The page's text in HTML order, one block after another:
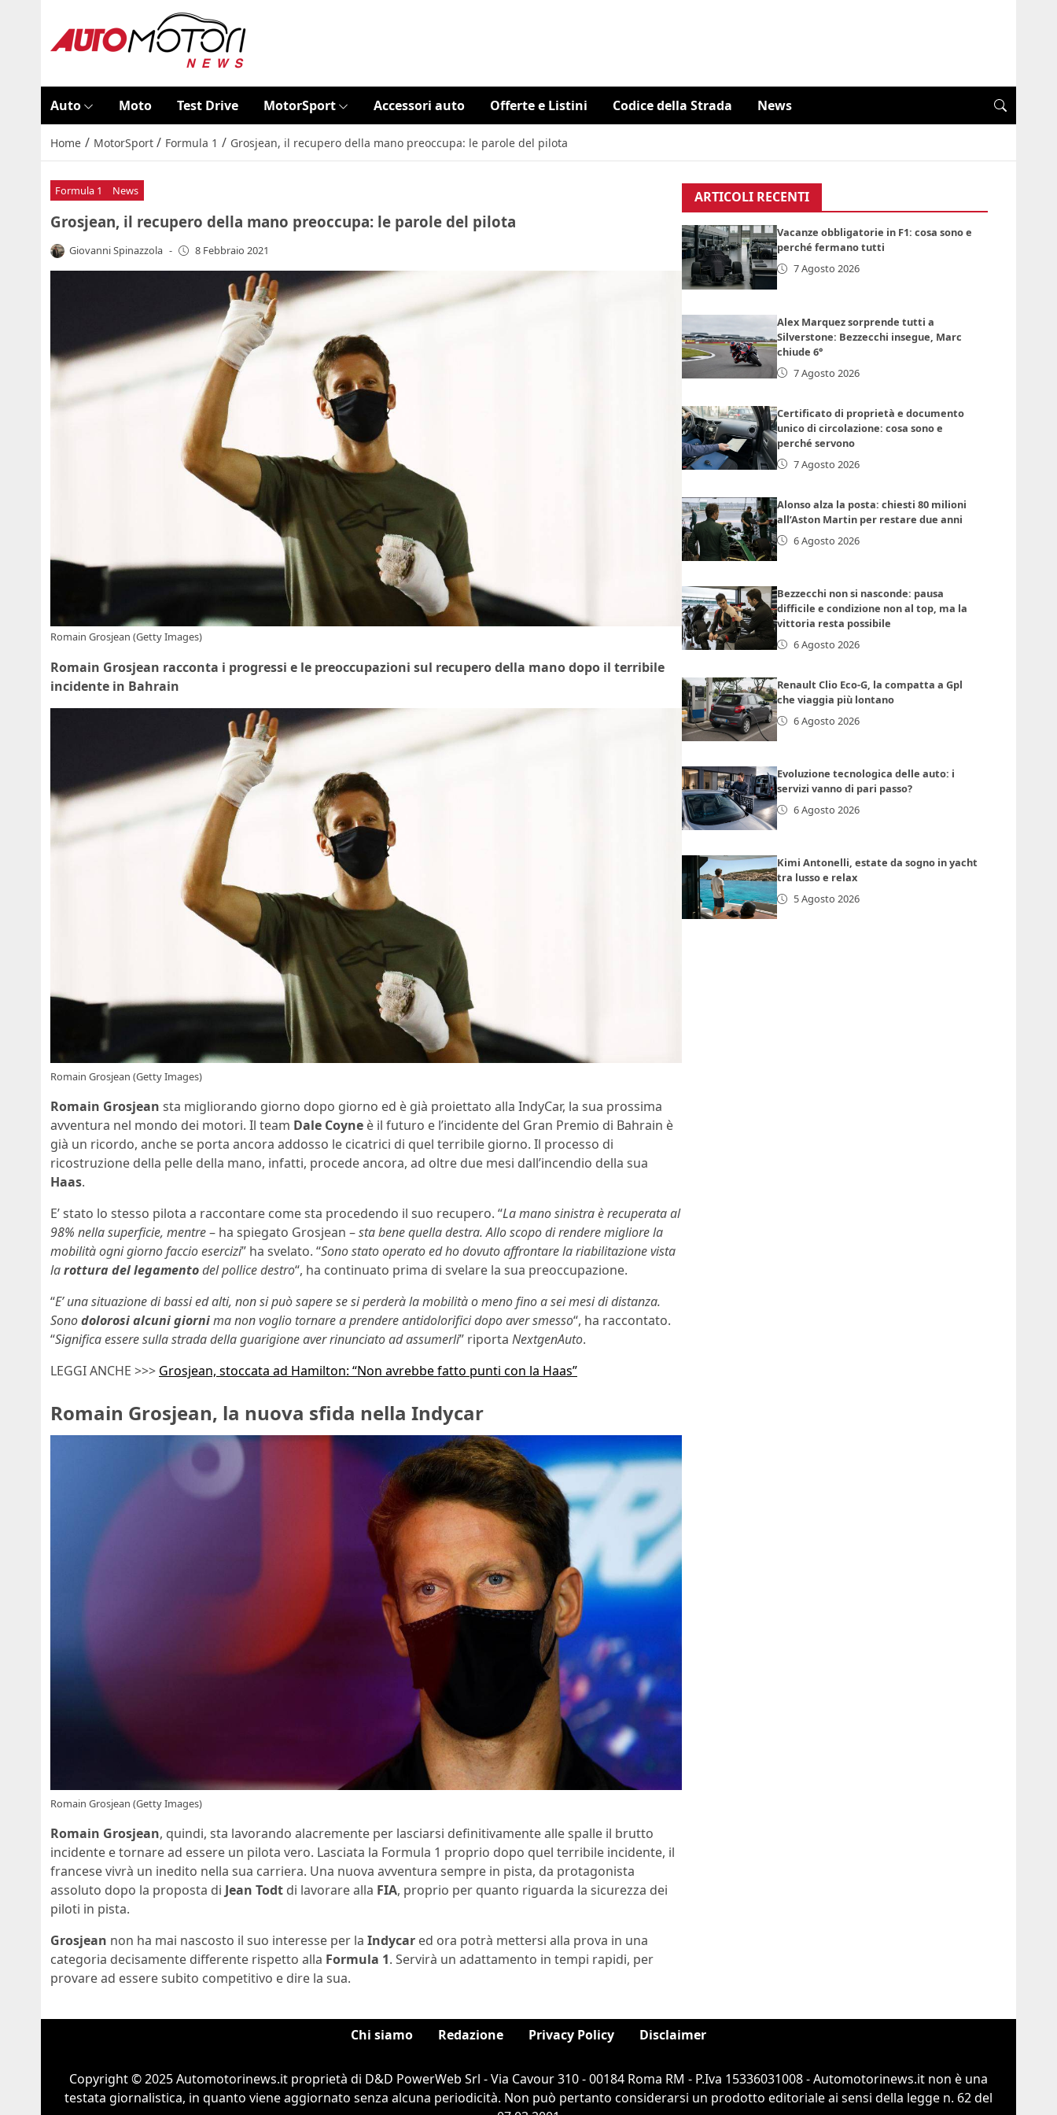
Auto Moto Test Drive MotorSport Accessori auto Offerte e Listini Codice della Strada News
Home / MotorSport / Formula 1 / Grosjean, il recupero della mano preoccupa: le parole del pilota
Formula 1 News
Grosjean, il recupero della mano preoccupa: le parole del pilota
Giovanni Spinazzola - 8 Febbraio 2021
Romain Grosjean (Getty Images)
Romain Grosjean racconta i progressi e le preoccupazioni sul recupero della mano dopo il terribile
incidente in Bahrain
Romain Grosjean (Getty Images)
Romain Grosjean sta migliorando giorno dopo giorno ed è già proiettato alla IndyCar, la sua prossima
avventura nel mondo dei motori. Il team Dale Coyne è il futuro e l’incidente del Gran Premio di Bahrain è
già un ricordo, anche se porta ancora addosso le cicatrici di quel terribile giorno. Il processo di
ricostruzione della pelle della mano, infatti, procede ancora, ad oltre due mesi dall’incendio della sua
Haas.
E’ stato lo stesso pilota a raccontare come sta procedendo il suo recupero. “La mano sinistra è recuperata al
98% nella superficie, mentre– ha spiegato Grosjean –sta bene quella destra. Allo scopo di rendere migliore la
mobilità ogni giorno faccio esercizi” ha svelato. “Sono stato operato ed ho dovuto affrontare la riabilitazione vista
larottura del legamentodel pollice destro“, ha continuato prima di svelare la sua preoccupazione.
“E’ una situazione di bassi ed alti, non si può sapere se si perderà la mobilità o meno fino a sei mesi di distanza.
Sonodolorosi alcuni giornima non voglio tornare a prendere antidolorifici dopo aver smesso“, ha raccontato.
“Significa essere sulla strada della guarigione aver rinunciato ad assumerli” riporta NextgenAuto.
LEGGI ANCHE >>> Grosjean, stoccata ad Hamilton: “Non avrebbe fatto punti con la Haas”
Romain Grosjean, la nuova sfida nella Indycar
Romain Grosjean (Getty Images)
Romain Grosjean, quindi, sta lavorando alacremente per lasciarsi definitivamente alle spalle il brutto
incidente e tornare ad essere un pilota vero. Lasciata la Formula 1 proprio dopo quel terribile incidente, il
francese vivrà un inedito nella sua carriera. Una nuova avventura sempre in pista, da protagonista
assoluto dopo la proposta di Jean Todt di lavorare alla FIA, proprio per quanto riguarda la sicurezza dei
piloti in pista.
Grosjean non ha mai nascosto il suo interesse per la Indycar ed ora potrà mettersi alla prova in una
categoria decisamente differente rispetto alla Formula 1. Servirà un adattamento in tempi rapidi, per
provare ad essere subito competitivo e dire la sua.
ARTICOLI RECENTI
Vacanze obbligatorie in F1: cosa sono e
perché fermano tutti
7 Agosto 2026
Alex Marquez sorprende tutti a
Silverstone: Bezzecchi insegue, Marc
chiude 6°
7 Agosto 2026
Certificato di proprietà e documento
unico di circolazione: cosa sono e
perché servono
7 Agosto 2026
Alonso alza la posta: chiesti 80 milioni
all’Aston Martin per restare due anni
6 Agosto 2026
Bezzecchi non si nasconde: pausa
difficile e condizione non al top, ma la
vittoria resta possibile
6 Agosto 2026
Renault Clio Eco-G, la compatta a Gpl
che viaggia più lontano
6 Agosto 2026
Evoluzione tecnologica delle auto: i
servizi vanno di pari passo?
6 Agosto 2026
Kimi Antonelli, estate da sogno in yacht
tra lusso e relax
5 Agosto 2026
Chi siamo Redazione Privacy Policy Disclaimer
Copyright © 2025 Automotorinews.it proprietà di D&D PowerWeb Srl - Via Cavour 310 - 00184 Roma RM - P.Iva 15336031008 - Automotorinews.it non è una
testata giornalistica, in quanto viene aggiornato senza alcuna periodicità. Non può pertanto considerarsi un prodotto editoriale ai sensi della legge n. 62 del